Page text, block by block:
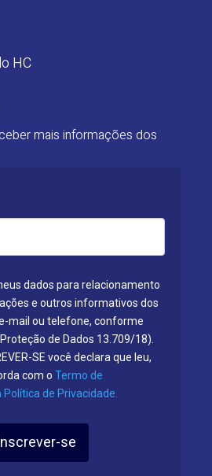
HC
mais informações dos
dados para relacionamento
e outros informativos dos
mail ou telefone, conforme
Proteção de Dados 13.709/18).
SE você declara que leu,
com o Termo de
de Privacidade.
se